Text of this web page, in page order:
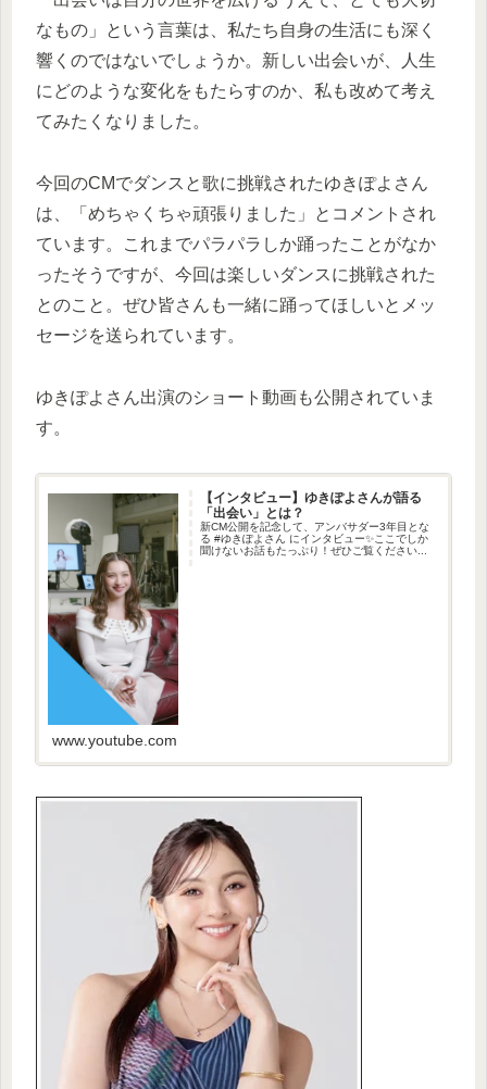
なもの」という言葉は、私たち自身の生活にも深く
響くのではないでしょうか。新しい出会いが、人生
にどのような変化をもたらすのか、私も改めて考え
てみたくなりました。
今回のCMでダンスと歌に挑戦されたゆきぽよさん
は、「めちゃくちゃ頑張りました」とコメントされ
ています。これまでパラパラしか踊ったことがなか
ったそうですが、今回は楽しいダンスに挑戦された
とのこと。ぜひ皆さんも一緒に踊ってほしいとメッ
セージを送られています。
ゆきぽよさん出演のショート動画も公開されていま
す。
【インタビュー】ゆきぽよさんが語る
「出会い」とは？
新CM公開を記念して、アンバサダー3年目とな
る #ゆきぽよさん にインタビュー✨ここでしか
聞けないお話もたっぷり！ぜひご覧ください...
www.youtube.com